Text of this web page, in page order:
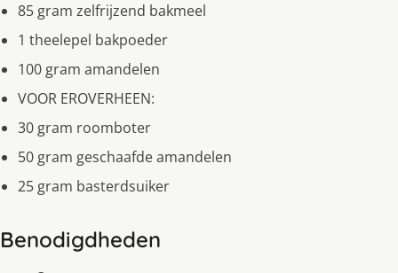
85 gram zelfrijzend bakmeel
1 theelepel bakpoeder
100 gram amandelen
VOOR EROVERHEEN:
30 gram roomboter
50 gram geschaafde amandelen
25 gram basterdsuiker
Benodigdheden